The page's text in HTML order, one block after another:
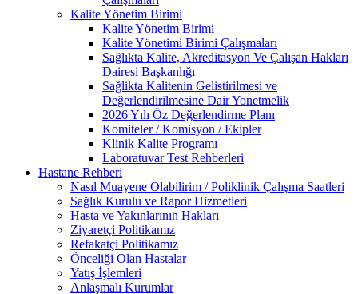
Kalite Yönetim Birimi
Kalite Yönetim Birimi
Kalite Yönetimi Birimi Çalışmaları
Sağlıkta Kalite, Akreditasyon Ve Çalışan Hakları
Dairesi Başkanlığı
Sağlikta Kalitenin Gelistirilmesi ve
Değerlendirilmesine Dair Yonetmelik
2026 Yılı Öz Değerlendirme Planı
Komiteler / Komisyon / Ekipler
Klinik Kalite Programı
Laboratuvar Test Rehberleri
Hastane Rehberi
Nasıl Muayene Olabilirim / Poliklinik Çalışma Saatleri
Sağlık Kurulu ve Rapor Hizmetleri
Hasta ve Yakınlarının Hakları
Ziyaretçi Politikamız
Refakatçi Politikamız
Önceliği Olan Hastalar
Yatış İşlemleri
Anlaşmalı Kurumlar